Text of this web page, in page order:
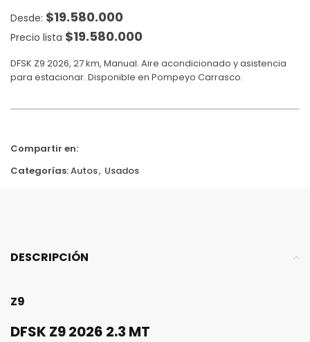
$19.580.000
Precio lista $19.580.000
DFSK Z9 2026, 27 km, Manual. Aire acondicionado y asistencia
para estacionar. Disponible en Pompeyo Carrasco.
Compartir en:
Categorías:Autos, Usados
DESCRIPCIÓN
Z9
DFSK Z9 2026 2.3 MT